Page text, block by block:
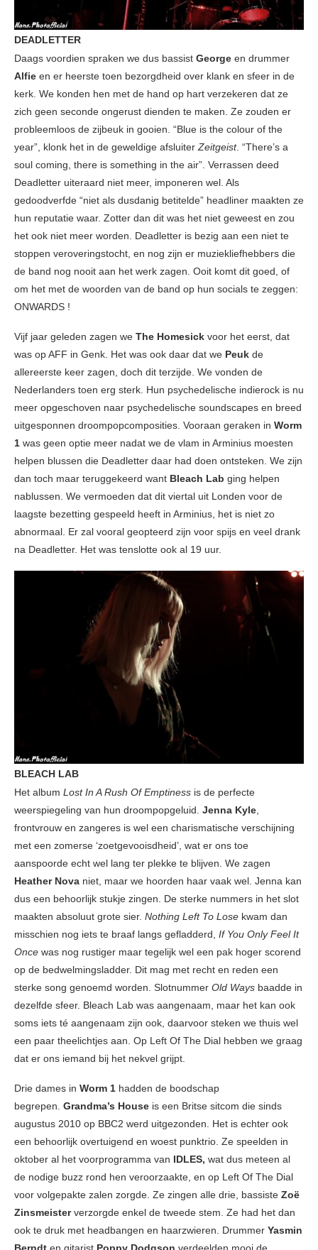
DEADLETTER
Daags voordien spraken we dus bassist George en drummer
Alfie en er heerste toen bezorgdheid over klank en sfeer in de
kerk. We konden hen met de hand op hart verzekeren dat ze
zich geen seconde ongerust dienden te maken. Ze zouden er
probleemloos de zijbeuk in gooien. “Blue is the colour of the
year”, klonk het in de geweldige afsluiter Zeitgeist. “There’s a
soul coming, there is something in the air”. Verrassen deed
Deadletter uiteraard niet meer, imponeren wel. Als
gedoodverfde “niet als dusdanig betitelde” headliner maakten ze
hun reputatie waar. Zotter dan dit was het niet geweest en zou
het ook niet meer worden. Deadletter is bezig aan een niet te
stoppen veroveringstocht, en nog zijn er muziekliefhebbers die
de band nog nooit aan het werk zagen. Ooit komt dit goed, of
om het met de woorden van de band op hun socials te zeggen:
ONWARDS !
Vijf jaar geleden zagen we The Homesick voor het eerst, dat
was op AFF in Genk. Het was ook daar dat we Peuk de
allereerste keer zagen, doch dit terzijde. We vonden de
Nederlanders toen erg sterk. Hun psychedelische indierock is nu
meer opgeschoven naar psychedelische soundscapes en breed
uitgesponnen droompopcomposities. Vooraan geraken in Worm
1 was geen optie meer nadat we de vlam in Arminius moesten
helpen blussen die Deadletter daar had doen ontsteken. We zijn
dan toch maar teruggekeerd want Bleach Lab ging helpen
nablussen. We vermoeden dat dit viertal uit Londen voor de
laagste bezetting gespeeld heeft in Arminius, het is niet zo
abnormaal. Er zal vooral geopteerd zijn voor spijs en veel drank
na Deadletter. Het was tenslotte ook al 19 uur.
BLEACH LAB
Het album Lost In A Rush Of Emptiness is de perfecte
weerspiegeling van hun droompopgeluid. Jenna Kyle
frontvrouw en zangeres is wel een charismatische verschijning
met een zomerse ‘zoetgevooisdheid’, wat er ons toe
aanspoorde echt wel lang ter plekke te blijven. We zagen
Heather Nova niet, maar we hoorden haar vaak wel. Jenna kan
dus een behoorlijk stukje zingen. De sterke nummers in het slot
maakten absoluut grote sier. Nothing Left To Lose kwam dan
misschien nog iets te braaf langs gefladderd, If You Only Feel It
Once was nog rustiger maar tegelijk wel een pak hoger scorend
op de bedwelmingsladder. Dit mag met recht en reden een
sterke song genoemd worden. Slotnummer Old Ways baadde in
dezelfde sfeer. Bleach Lab was aangenaam, maar het kan ook
soms iets té aangenaam zijn ook, daarvoor steken we thuis wel
een paar theelichtjes aan. Op Left Of The Dial hebben we graag
dat er ons iemand bij het nekvel grijpt.
Drie dames in Worm 1 hadden de boodschap
begrepen. Grandma’s House is een Britse sitcom die sinds
augustus 2010 op BBC2 werd uitgezonden. Het is echter ook
een behoorlijk overtuigend en woest punktrio. Ze speelden in
oktober al het voorprogramma van IDLES, wat dus meteen al
de nodige buzz rond hen veroorzaakte, en op Left Of The Dial
voor volgepakte zalen zorgde. Ze zingen alle drie, bassiste Zoë
Zinsmeisterverzorgde enkel de tweede stem. Ze had het dan
ook te druk met headbangen en haarzwieren. Drummer Yasmin
Berndt en gitarist Poppy Dodgson verdeelden mooi de